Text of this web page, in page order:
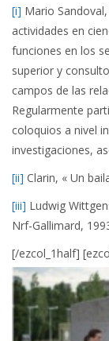
[i] Mario
actividades en
funciones en los
superior y
campos de las
Regularmente
coloquios a nivel
investigaciones,
[ii] Clarin, « Un
[iii] Ludwig
Nrf-Gallimard,
[/ezcol_1half]